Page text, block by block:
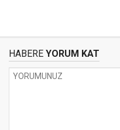
HABERE YORUM KAT